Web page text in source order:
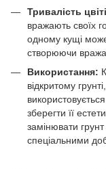
Тривалість
вражають своїх
одному кущі
створюючи
Використання:
відкритому
зберегти її
замінювати
спеціальними